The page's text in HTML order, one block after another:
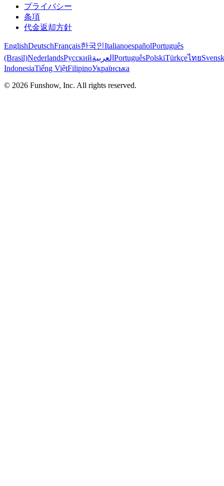
プライバシー
条項
代金返却方針
EnglishDeutschFrançais한국인ItalianoespañolPortuguês
(Brasil)NederlandsРусскийالعربية PortuguêsPolskiTürkçeไทย
IndonesiaTiếng ViệtFilipinoУкраїнська
© 2026 Funshow, Inc. All rights reserved.